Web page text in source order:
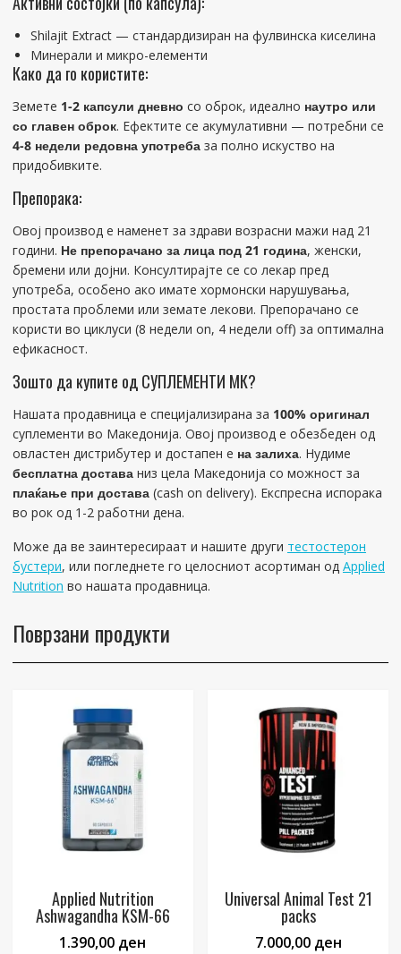
Shilajit Extract — стандардизиран на фулвинска киселина
Минерали и микро-елементи
Како да го користите:
Земете 1-2 капсули дневно со оброк, идеално наутро или
со главен оброк. Ефектите се акумулативни — потребни се
4-8 недели редовна употребаза полно искуство на
придобивките.
Препорака:
Овој производ е наменет за здрави возрасни мажи над 21
години. Не препорачано за лица под 21 година, женски,
бремени или дојни. Консултирајте се со лекар пред
употреба, особено ако имате хормонски нарушувања,
простата проблеми или земате лекови. Препорачано се
користи во циклуси (8 недели on, 4 недели off) за оптимална
ефикасност.
Зошто да купите од СУПЛЕМЕНТИ МК?
Нашата продавница е специјализирана за 100% оригинал
суплементи во Македонија. Овој производ е обезбеден од
овластен дистрибутер и достапен е на залиха. Нудиме
бесплатна доставаниз цела Македонија со можност за
плаќање при достава(cash on delivery). Експресна испорака
во рок од 1-2 работни дена.
Може да ве заинтересираат и нашите други тестостерон
бустери, или погледнете го целосниот асортиман од Applied
Nutrition во нашата продавница.
Поврзани продукти
Applied Nutrition
Ashwagandha KSM-66
1.390,00 ден
Universal Animal Test 21
packs
7.000,00 ден